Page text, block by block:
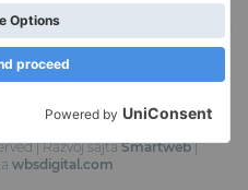
se konsultujete sa kvalifikovanim
veb-sajta, i pravima i obavezama u
. Naš veb-sajt koristi kolačiće
pretraživaču. Korišćenje ovog
upotrebu kolačića. Da saznate više o
| Razvoj sajtaSmartweb|
wbsdigital.com